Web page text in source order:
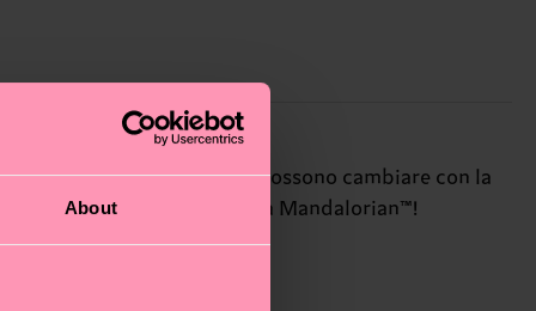
About
sa che le emozioni possono cambiare con la
essere una vera squadra Mandalorian™!
interstellari.